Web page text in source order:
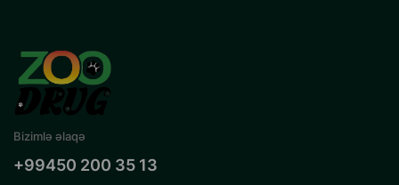
Bizimlə əlaqə
+99450 200 35 13